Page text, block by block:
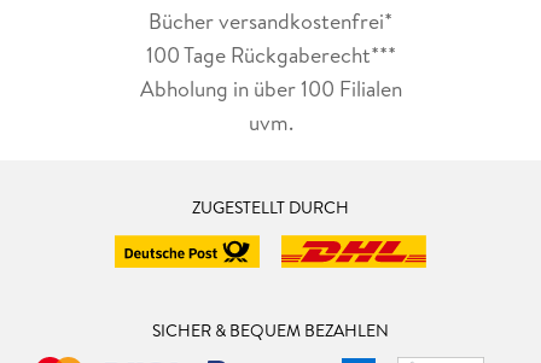
Bücher versandkostenfrei*
100 Tage Rückgaberecht***
Abholung in über 100 Filialen
uvm.
ZUGESTELLT DURCH
SICHER & BEQUEM BEZAHLEN